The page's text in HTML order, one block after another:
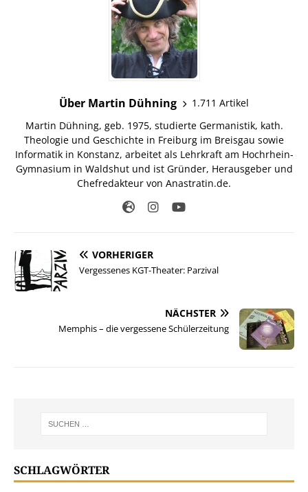
Über Martin Dühning
1.711 Artikel
Martin Dühning, geb. 1975, studierte Germanistik, kath.
Theologie und Geschichte in Freiburg im Breisgau sowie
Informatik in Konstanz, arbeitet als Lehrkraft am Hochrhein-
Gymnasium in Waldshut und ist Gründer, Herausgeber und
Chefredakteur von Anastratin.de.
VORHERIGER
Vergessenes KGT-Theater: Parzival
NÄCHSTER
Memphis – die vergessene Schülerzeitung
SCHLAGWÖRTER